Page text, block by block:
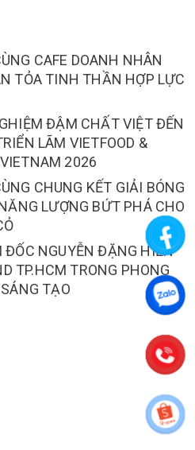
CAFE DOANH NHÂN
TỎA TINH THẦN HỢP LỰC
ĐẬM CHẤT VIỆT ĐẾN
LÃM VIETFOOD &
2026
CHUNG KẾT GIẢI BÓNG
LƯỢNG BỨT PHÁ CHO
ĐỐC NGUYỄN ĐẶNG HIẾN
TP.HCM TRONG PHONG
TẠO